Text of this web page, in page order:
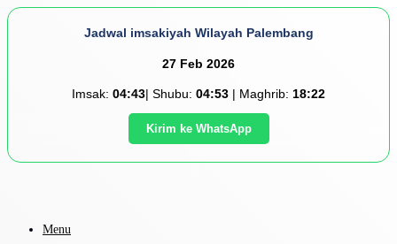
Jadwal imsakiyah Wilayah Palembang
27 Feb 2026
Imsak: 04:43| Shubu: 04:53 | Maghrib: 18:22
Kirim ke WhatsApp
Menu